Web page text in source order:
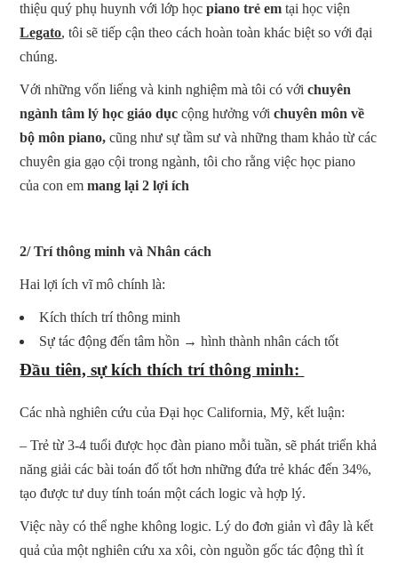
thiệu quý phụ huynh với lớp họcpiano trẻ emtại học viện
Legato, tôi sẽ tiếp cận theo cách hoàn toàn khác biệt so với đại
chúng.
Với những vốn liếng và kinh nghiệm mà tôi có vớichuyên
ngành tâm lý học giáo dụccộng hưởng vớichuyên môn về
bộ môn piano,cũng như sự tầm sư và những tham khảo từ các
chuyên gia gạo cội trong ngành, tôi cho rằng việc học piano
của con emmang lại 2 lợi ích
2/ Trí thông minh và Nhân cách
Hai lợi ích vĩ mô chính là:
Kích thích trí thông minh
Sự tác động đến tâm hồn → hình thành nhân cách tốt
Đầu tiên, sự kích thích trí thông minh:
Các nhà nghiên cứu của Đại học California, Mỹ, kết luận:
– Trẻ từ 3-4 tuổi được học đàn piano mỗi tuần, sẽ phát triển khả
năng giải các bài toán đố tốt hơn những đứa trẻ khác đến 34%,
tạo được tư duy tính toán một cách logic và hợp lý.
Việc này có thể nghe không logic. Lý do đơn giản vì đây là kết
quả của một nghiên cứu xa xôi, còn nguồn gốc tác động thì ít